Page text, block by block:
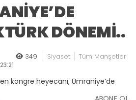
DÖNEMİ..
349 Siyaset Tüm Manşetler